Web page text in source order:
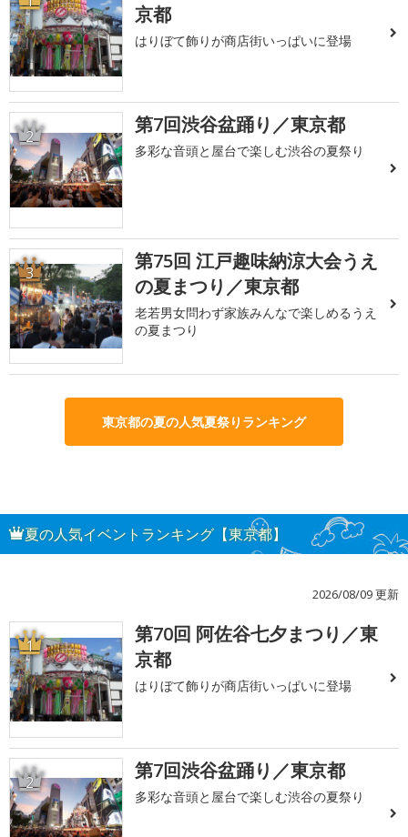
京都
はりぼて飾りが商店街いっぱいに登場
2 第7回渋谷盆踊り／東京都
多彩な音頭と屋台で楽しむ渋谷の夏祭り
3
第75回 江戸趣味納涼大会うえ
の夏まつり／東京都
老若男女問わず家族みんなで楽しめるうえ
の夏まつり
東京都の夏の人気夏祭りランキング
夏の人気イベントランキング【東京都】
2026/08/09 更新
1
第70回 阿佐谷七夕まつり／東
京都
はりぼて飾りが商店街いっぱいに登場
2 第7回渋谷盆踊り／東京都
多彩な音頭と屋台で楽しむ渋谷の夏祭り